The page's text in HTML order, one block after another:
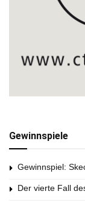
Gewinnspiele
Gewinnspiel:
Der vierte Fall